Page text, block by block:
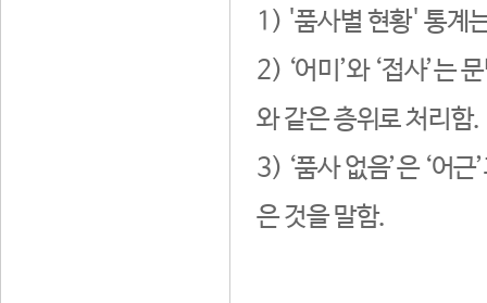
1) '품사별 현황' 통계
2) ‘어미’와 ‘접사’는
와 같은 층위로 처리함.
3) ‘품사 없음’은 ‘어
은 것을 말함.